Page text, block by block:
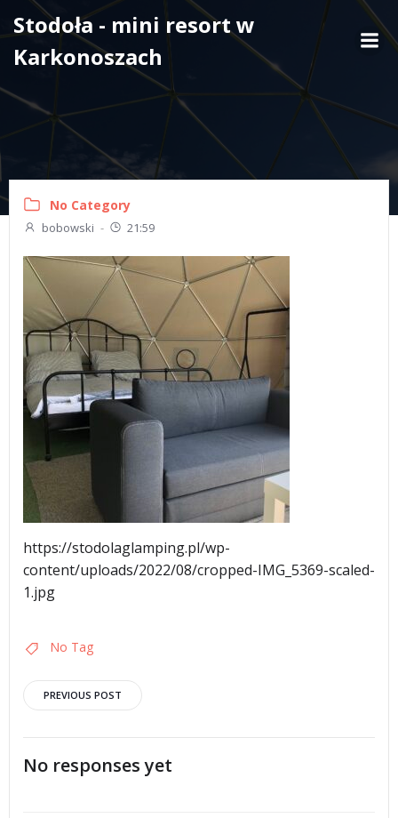
Skip
to
content
Stodoła - mini resort w
Karkonoszach
No Category
bobowski - 21:59
https://stodolaglamping.pl/wp-
content/uploads/2022/08/cropped-IMG_5369-scaled-
1.jpg
No Tag
Post
navigation
PREVIOUS POST
No responses yet